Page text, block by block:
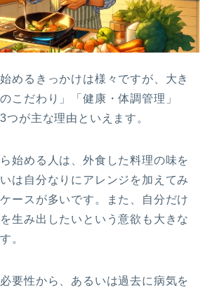
めるきっかけは様々ですが、大き
こだわり」「健康・体調管理」
つが主な理由といえます。
始める人は、外食した料理の味を
は自分なりにアレンジを加えてみ
ースが多いです。また、自分だけ
生み出したいという意欲も大きな
。
要性から、あるいは過去に病気を